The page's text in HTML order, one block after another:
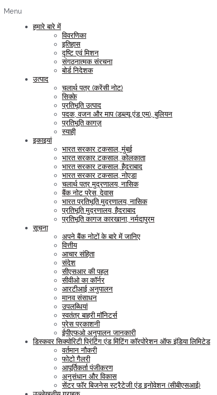
Menu
हमारे बारे में
विवरणिका
इतिहास
दृष्टि एवं मिशन
संगठनात्मक संरचना
बोर्ड निदेशक
उत्पाद
चलार्थ पत्र (करेंसी नोट)
सिक्के
प्रतिभूति उत्पाद
पदक, वजन और माप (डब्ल्यू एंड एम), बुलियन
प्रतिभूति कागज़
स्याही
इकाइयां
भारत सरकार टकसाल, मुंबई
भारत सरकार टकसाल, कोलकाता
भारत सरकार टकसाल, हैदराबाद
भारत सरकार टकसाल, नोएडा
चलार्थ पत्र मुद्रणालय, नासिक
बैंक नोट प्रेस, देवास
भारत प्रतिभूति मुद्रणालय, नासिक
प्रतिभूति मुद्रणालय, हैदराबाद
प्रतिभूति कागज कारखाना, नर्मदापुरम
सूचना
अपने बैंक नोटों के बारे में जानिए
वित्तीय
आचार संहिता
संदेश
सीएसआर की पहल
सीवीओ का कॉर्नर
आरटीआई अनुपालन
मानव संसाधन
उपलब्धियां
स्वतंत्र बाहरी मॉनिटर्स
प्रेस प्रकाशनी
ईपीएफओ अनुपालन जानकारी
डिस्कवर सिक्योरिटी प्रिंटिंग एंड मिंटिंग कॉरपोरेशन ऑफ इंडिया लिमिटेड
वर्तमान नौकरी
फोटो गैलरी
आपूर्तिकर्ता पंजीकरण
अनुसंधान और विकास
सेंटर फॉर बिजनेस स्ट्रैटेजी एंड इनोवेशन (सीबीएसआई)